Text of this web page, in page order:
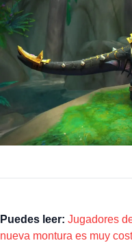
Puedes leer: Jugadores
nueva montura es muy